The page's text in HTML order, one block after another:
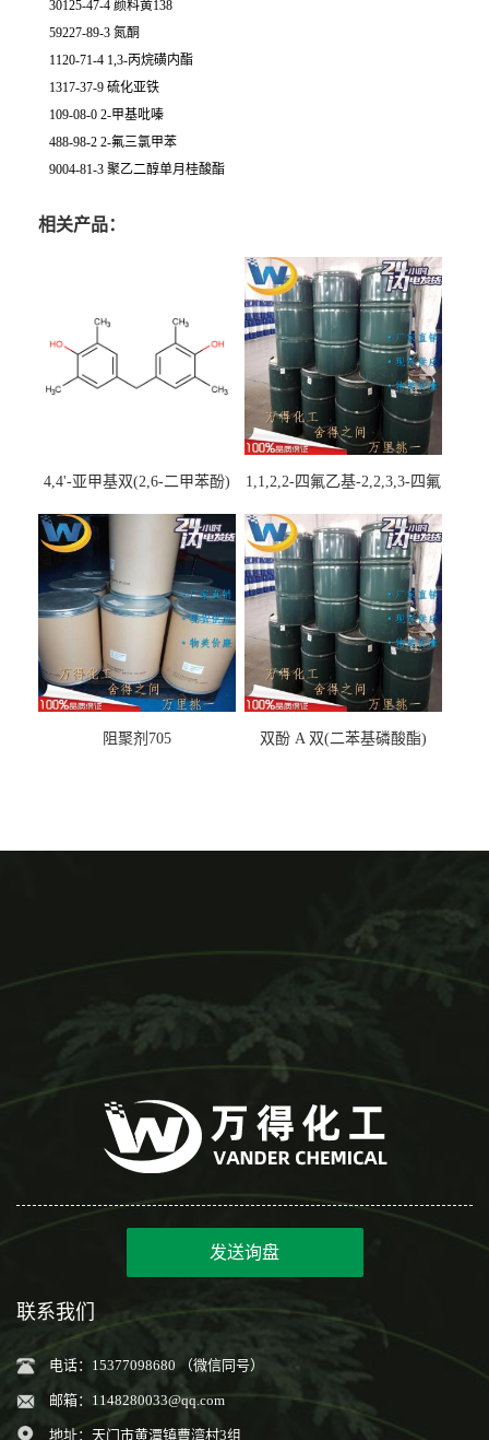
30125-47-4 颜料黄138
59227-89-3 氮酮
1120-71-4 1,3-丙烷磺内酯
1317-37-9 硫化亚铁
109-08-0 2-甲基吡嗪
488-98-2 2-氟三氯甲苯
9004-81-3 聚乙二醇单月桂酸酯
相关产品：
4,4'-亚甲基双(2,6-二甲苯酚)
1,1,2,2-四氟乙基-2,2,3,3-四氟
阻聚剂705 双酚 A 双(二苯基磷酸酯)
发送询盘
联系我们
电话：15377098680 （微信同号）
邮箱： 1148280033@qq.com
地址：天门市黄潭镇曹湾村3组